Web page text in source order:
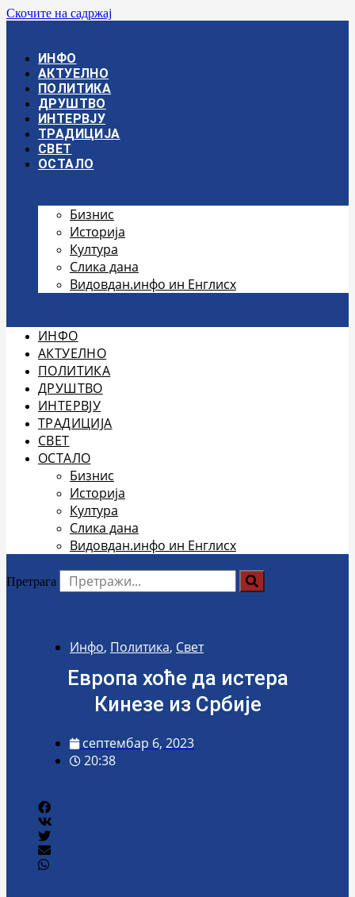
Скочите на садржај
ИНФО
АКТУЕЛНО
ПОЛИТИКА
ДРУШТВО
ИНТЕРВЈУ
ТРАДИЦИЈА
СВЕТ
ОСТАЛО
Бизнис
Историја
Култура
Слика дана
Видовдан.инфо ин Енглисх
ИНФО
АКТУЕЛНО
ПОЛИТИКА
ДРУШТВО
ИНТЕРВЈУ
ТРАДИЦИЈА
СВЕТ
ОСТАЛО
Бизнис
Историја
Култура
Слика дана
Видовдан.инфо ин Енглисх
Претрага
Инфо, Политика, Свет
Европа хоће да истера
Кинезе из Србије
септембар 6, 2023
20:38